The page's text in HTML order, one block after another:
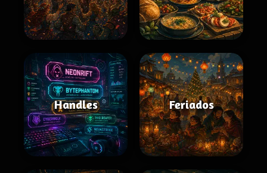
Handles Feriados